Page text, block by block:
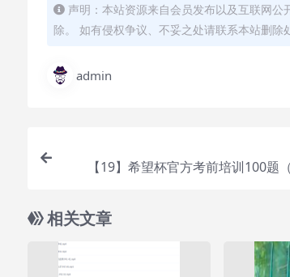
声明：本站资源来自会员发布以及互联网
除。 如有侵权争议、不妥之处请联系本站删除
admin
【19】希望杯官方考前培训100题
相关文章